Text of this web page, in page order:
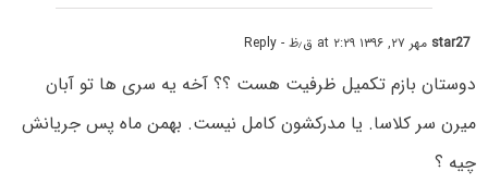
star27 مهر ۲۷, ۱۳۹۶ at ۲:۲۹ ق٫ظ - Reply
دوستان بازم تکمیل ظرفیت هست ؟؟ آخه یه سری ها تو آبان
میرن سر کلاسا. یا مدرکشون کامل نیست. بهمن ماه پس جریانش
چیه ؟